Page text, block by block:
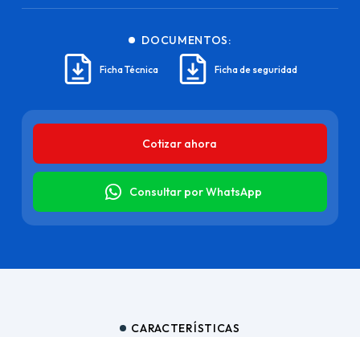
DOCUMENTOS:
Ficha Técnica Ficha de seguridad
Cotizar ahora
Consultar por WhatsApp
CARACTERÍSTICAS